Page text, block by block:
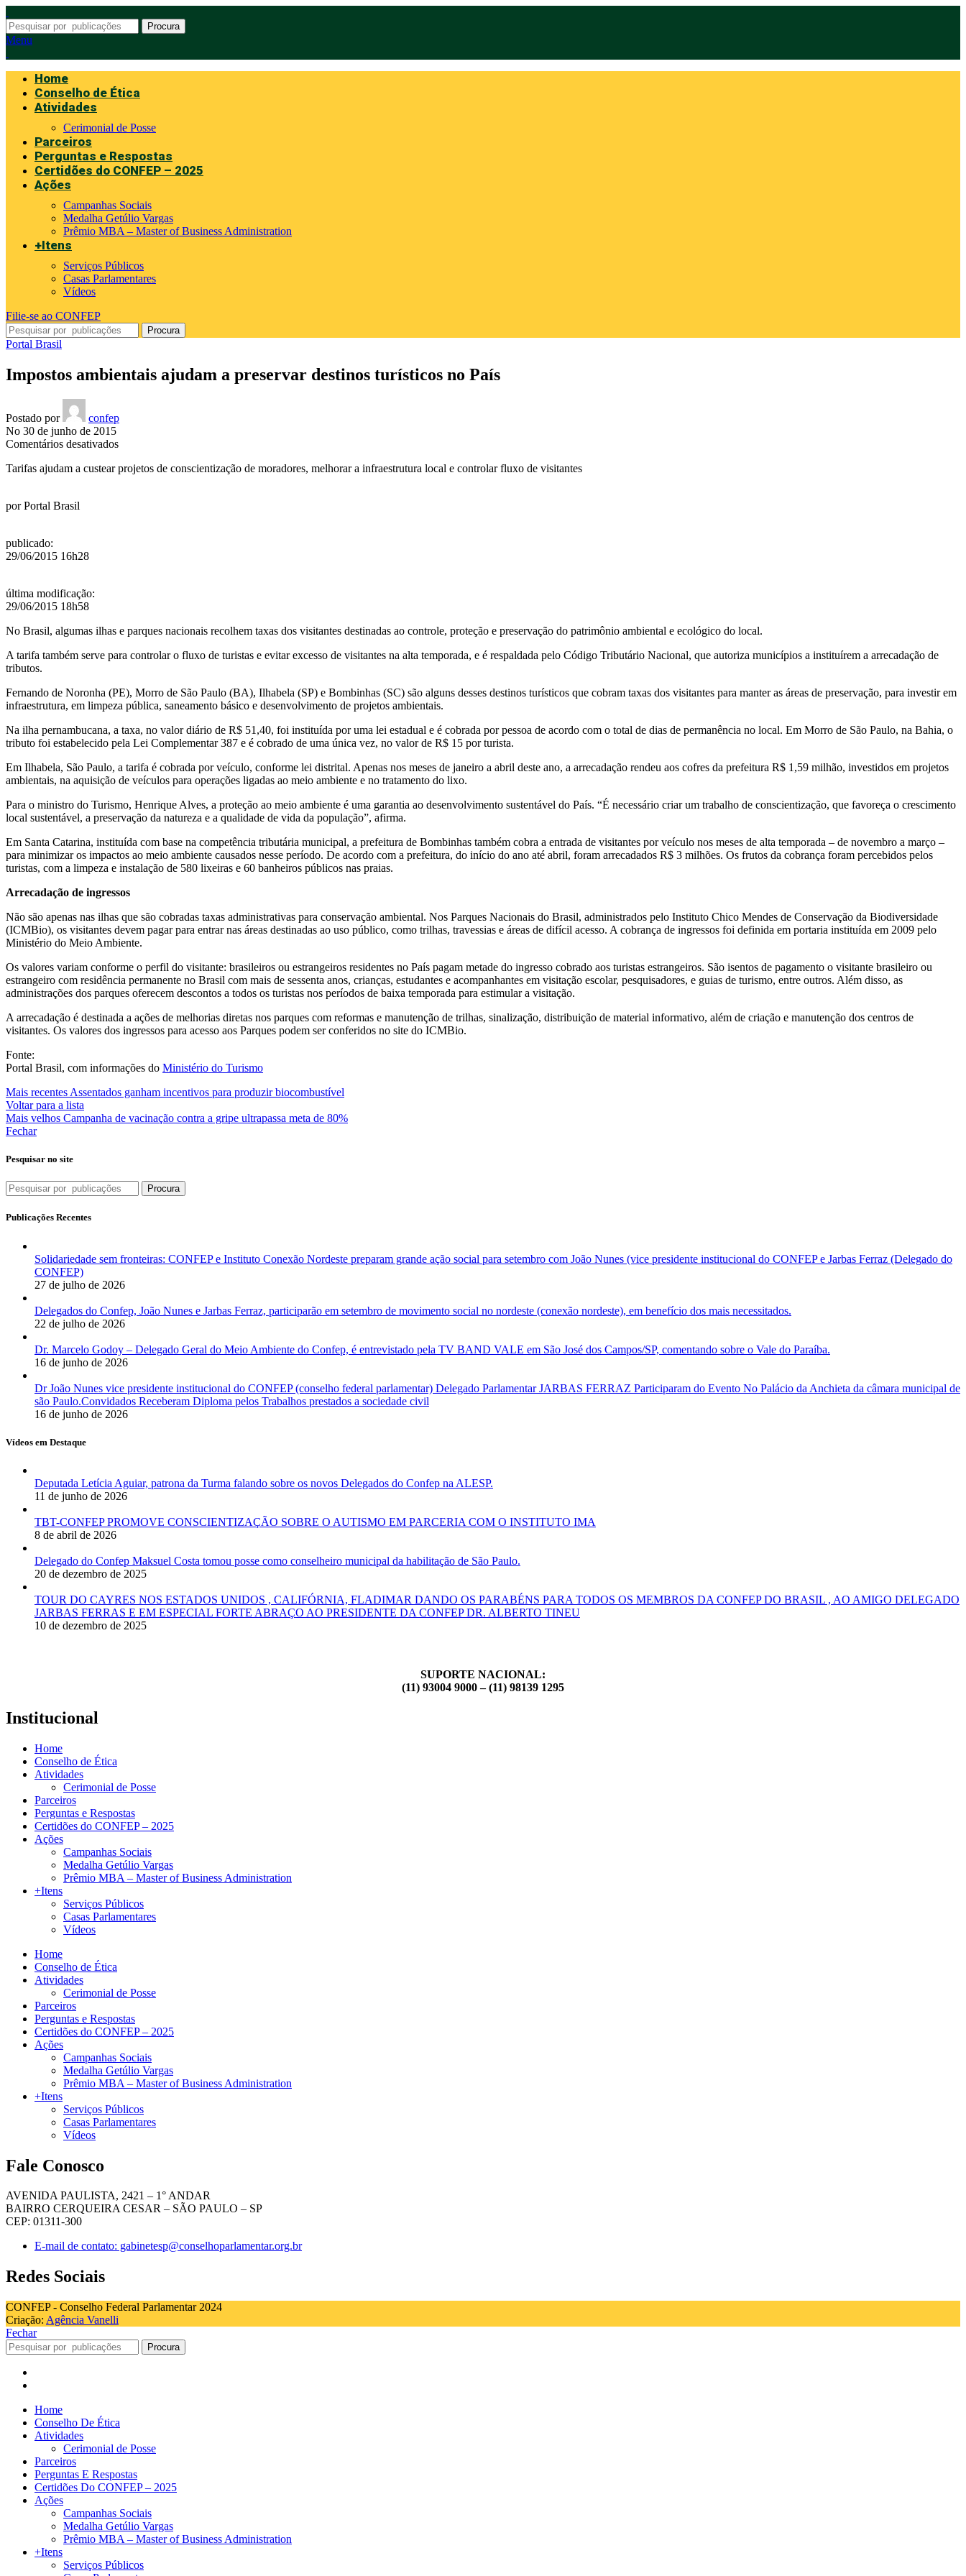
Procura
Menu
Home
Conselho de Ética
Atividades
Cerimonial de Posse
Parceiros
Perguntas e Respostas
Certidões do CONFEP – 2025
Ações
Campanhas Sociais
Medalha Getúlio Vargas
Prêmio MBA – Master of Business Administration
+Itens
Serviços Públicos
Casas Parlamentares
Vídeos
Filie-se ao CONFEP
Procura
Portal Brasil
Impostos ambientais ajudam a preservar destinos turísticos no País
Postado por
confep
No 30 de junho de 2015
Comentários desativadosem
ambientais
Tarifas ajudam a custear projetos de conscientização de moradores, melhorar a infraestrutura local e controlar fluxo de visitantes
porPortal Brasil
publicado:
29/06/2015 16h28
última modificação:
29/06/2015 18h58
No Brasil, algumas ilhas e parques nacionais recolhem taxas dos visitantes destinadas ao controle, proteção e preservação do patrimônio ambiental e ecológico do local.
A tarifa também serve para controlar o fluxo de turistas e evitar excesso de visitantes na alta temporada, e é respaldada pelo Código Tributário Nacional, que autoriza municípios a instituírem a arrecadação de
tributos.
Fernando de Noronha (PE), Morro de São Paulo (BA), Ilhabela (SP) e Bombinhas (SC) são alguns desses destinos turísticos que cobram taxas dos visitantes para manter as áreas de preservação, para investir em
infraestrutura, em limpeza pública, saneamento básico e desenvolvimento de projetos ambientais.
Na ilha pernambucana, a taxa, no valor diário de R$ 51,40, foi instituída por uma lei estadual e é cobrada por pessoa de acordo com o total de dias de permanência no local. Em Morro de São Paulo, na Bahia, o
tributo foi estabelecido pela Lei Complementar 387 e é cobrado de uma única vez, no valor de R$ 15 por turista.
Em Ilhabela, São Paulo, a tarifa é cobrada por veículo, conforme lei distrital. Apenas nos meses de janeiro a abril deste ano, a arrecadação rendeu aos cofres da prefeitura R$ 1,59 milhão, investidos em projetos
ambientais, na aquisição de veículos para operações ligadas ao meio ambiente e no tratamento do lixo.
Para o ministro do Turismo, Henrique Alves, a proteção ao meio ambiente é uma garantia ao desenvolvimento sustentável do País. “É necessário criar um trabalho de conscientização, que favoreça o crescimento
local sustentável, a preservação da natureza e a qualidade de vida da população”, afirma.
Em Santa Catarina, instituída com base na competência tributária municipal, a prefeitura de Bombinhas também cobra a entrada de visitantes por veículo nos meses de alta temporada – de novembro a março –
para minimizar os impactos ao meio ambiente causados nesse período. De acordo com a prefeitura, do início do ano até abril, foram arrecadados R$ 3 milhões. Os frutos da cobrança foram percebidos pelos
turistas, com a limpeza e instalação de 580 lixeiras e 60 banheiros públicos nas praias.
Arrecadação de ingressos
Não são apenas nas ilhas que são cobradas taxas administrativas para conservação ambiental. Nos Parques Nacionais do Brasil, administrados pelo Instituto Chico Mendes de Conservação da Biodiversidade
(ICMBio), os visitantes devem pagar para entrar nas áreas destinadas ao uso público, como trilhas, travessias e áreas de difícil acesso. A cobrança de ingressos foi definida em portaria instituída em 2009 pelo
Ministério do Meio Ambiente.
Os valores variam conforme o perfil do visitante: brasileiros ou estrangeiros residentes no País pagam metade do ingresso cobrado aos turistas estrangeiros. São isentos de pagamento o visitante brasileiro ou
estrangeiro com residência permanente no Brasil com mais de sessenta anos, crianças, estudantes e acompanhantes em visitação escolar, pesquisadores, e guias de turismo, entre outros. Além disso, as
administrações dos parques oferecem descontos a todos os turistas nos períodos de baixa temporada para estimular a visitação.
A arrecadação é destinada a ações de melhorias diretas nos parques com reformas e manutenção de trilhas, sinalização, distribuição de material informativo, além de criação e manutenção dos centros de
visitantes. Os valores dos ingressos para acesso aos Parques podem ser conferidos no site do ICMBio.
Fonte:
Portal Brasil, com informações do Ministério do Turismo
Mais recentes Assentados ganham incentivos para produzir biocombustível
Voltar para a lista
Mais velhos Campanha de vacinação contra a gripe ultrapassa meta de 80%
Fechar
Pesquisar no site
Procura
Publicações Recentes
Solidariedade sem fronteiras: CONFEP e Instituto Conexão Nordeste preparam grande ação social para setembro com João Nunes (vice presidente institucional do CONFEP e Jarbas Ferraz (Delegado do
CONFEP)
27 de julho de 2026
Delegados do Confep, João Nunes e Jarbas Ferraz, participarão em setembro de movimento social no nordeste (conexão nordeste), em benefício dos mais necessitados.
22 de julho de 2026
Dr. Marcelo Godoy – Delegado Geral do Meio Ambiente do Confep, é entrevistado pela TV BAND VALE em São José dos Campos/SP, comentando sobre o Vale do Paraíba.
16 de junho de 2026
Dr João Nunes vice presidente institucional do CONFEP (conselho federal parlamentar) Delegado Parlamentar JARBAS FERRAZ Participaram do Evento No Palácio da Anchieta da câmara municipal de
são Paulo.Convidados Receberam Diploma pelos Trabalhos prestados a sociedade civil
16 de junho de 2026
Vídeos em Destaque
Deputada Letícia Aguiar, patrona da Turma falando sobre os novos Delegados do Confep na ALESP.
11 de junho de 2026
TBT-CONFEP PROMOVE CONSCIENTIZAÇÃO SOBRE O AUTISMO EM PARCERIA COM O INSTITUTO IMA
8 de abril de 2026
Delegado do Confep Maksuel Costa tomou posse como conselheiro municipal da habilitação de São Paulo.
20 de dezembro de 2025
TOUR DO CAYRES NOS ESTADOS UNIDOS , CALIFÓRNIA, FLADIMAR DANDO OS PARABÉNS PARA TODOS OS MEMBROS DA CONFEP DO BRASIL , AO AMIGO DELEGADO
JARBAS FERRAS E EM ESPECIAL FORTE ABRAÇO AO PRESIDENTE DA CONFEP DR. ALBERTO TINEU
10 de dezembro de 2025
SUPORTE NACIONAL:
(11) 93004 9000 – (11) 98139 1295
Institucional
Home
Conselho de Ética
Atividades
Cerimonial de Posse
Parceiros
Perguntas e Respostas
Certidões do CONFEP – 2025
Ações
Campanhas Sociais
Medalha Getúlio Vargas
Prêmio MBA – Master of Business Administration
+Itens
Serviços Públicos
Casas Parlamentares
Vídeos
Home
Conselho de Ética
Atividades
Cerimonial de Posse
Parceiros
Perguntas e Respostas
Certidões do CONFEP – 2025
Ações
Campanhas Sociais
Medalha Getúlio Vargas
Prêmio MBA – Master of Business Administration
+Itens
Serviços Públicos
Casas Parlamentares
Vídeos
Fale Conosco
AVENIDA PAULISTA, 2421 – 1° ANDAR
BAIRRO CERQUEIRA CESAR – SÃO PAULO – SP
CEP: 01311-300
E-mail de contato: gabinetesp@conselhoparlamentar.org.br
Redes Sociais
CONFEP - Conselho Federal Parlamentar 2024
Criação: Agência Vanelli
Fechar
Procura
Home
Conselho De Ética
Atividades
Cerimonial de Posse
Parceiros
Perguntas E Respostas
Certidões Do CONFEP – 2025
Ações
Campanhas Sociais
Medalha Getúlio Vargas
Prêmio MBA – Master of Business Administration
+Itens
Serviços Públicos